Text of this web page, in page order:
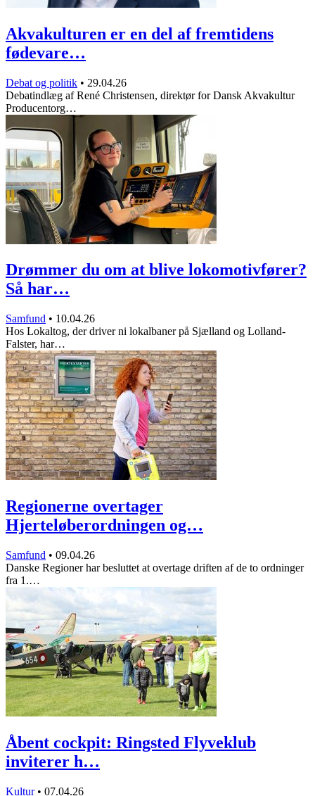
Akvakulturen er en del af fremtidens
fødevare…
Debat og politik • 29.04.26
Debatindlæg af René Christensen, direktør for Dansk Akvakultur
Producentorg…
Drømmer du om at blive lokomotivfører?
Så har…
Samfund • 10.04.26
Hos Lokaltog, der driver ni lokalbaner på Sjælland og Lolland-
Falster, har…
Regionerne overtager
Hjerteløberordningen og…
Samfund • 09.04.26
Danske Regioner har besluttet at overtage driften af de to ordninger
fra 1.…
Åbent cockpit: Ringsted Flyveklub
inviterer h…
Kultur • 07.04.26